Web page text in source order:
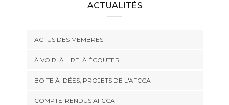
ACTUALITÉS
ACTUS DES MEMBRES
À VOIR, À LIRE, À ÉCOUTER
BOITE À IDÉES, PROJETS DE L'AFCCA
COMPTE-RENDUS AFCCA